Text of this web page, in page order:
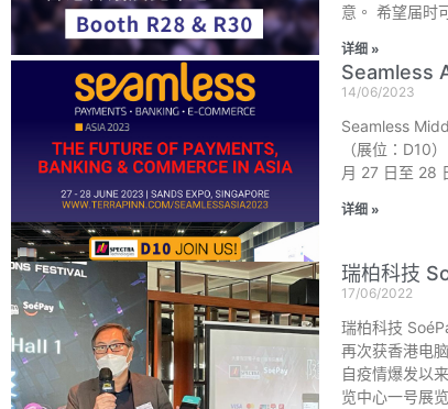
意。 希望届时
详细 »
Seamless
14/06/2023
Seamless
（展位：D10
月 27 日至 28
详细 »
瑞柏科技
17/06/2022
瑞柏科技
再次获香港电
⾃疫情爆发以
览中⼼⼀号展